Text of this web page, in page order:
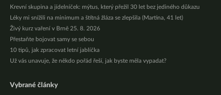
Krevní skupina a jídelníček: mýtus, který přežil 30 let bez jediného důkazu
Léky mi snížili na minimum a štítná žláza se zlepšila (Martina, 41 let)
Živý kurz vaření v Brně 25. 8. 2026
Přestaňte bojovat samy se sebou
10 tipů, jak zpracovat letní jablíčka
Už vás unavuje, že někdo pořád řeší, jak byste měla vypadat?
Vybrané články